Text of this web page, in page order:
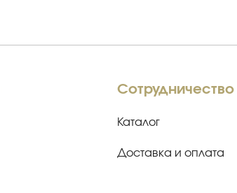
Сотрудничество
Каталог
Доставка и оплата